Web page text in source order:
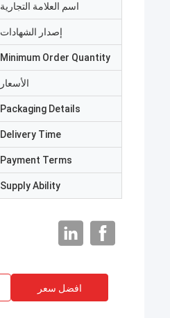
اسم العلامة التجارية
إصدار الشهادات
Minimum Order Quantity
الأسعار
Packaging Details
Delivery Time
Payment Terms
Supply Ability
افضل سعر